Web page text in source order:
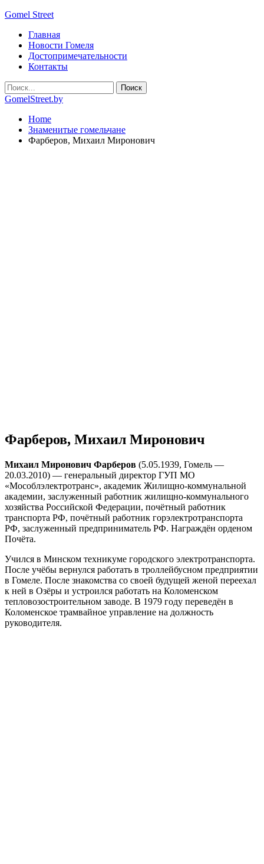
Gomel Street
Главная
Новости Гомеля
Достопримечательности
Контакты
GomelStreet.by
Home
Знаменитые гомельчане
Фарберов, Михаил Миронович
Фарберов, Михаил Миронович
Михаил Миронович Фарберов (5.05.1939, Гомель —
20.03.2010) — генеральный директор ГУП МО
«Мособлэлектротранс», академик Жилищно-коммунальной
академии, заслуженный работник жилищно-коммунального
хозяйства Российской Федерации, почётный работник
транспорта РФ, почётный работник горэлектротранспорта
РФ, заслуженный предприниматель РФ. Награждён орденом
Почёта.
Учился в Минском техникуме городского электротранспорта.
После учёбы вернулся работать в троллейбусном предприятии
в Гомеле. После знакомства со своей будущей женой переехал
к ней в Озёры и устроился работать на Коломенском
тепловозостроительном заводе. В 1979 году переведён в
Коломенское трамвайное управление на должность
руководителя.